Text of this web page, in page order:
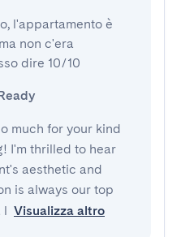
l'appartamento è
non c'era
dire 10/10
much for your kind
I'm thrilled to hear
aesthetic and
is always our top
l Visualizza altro